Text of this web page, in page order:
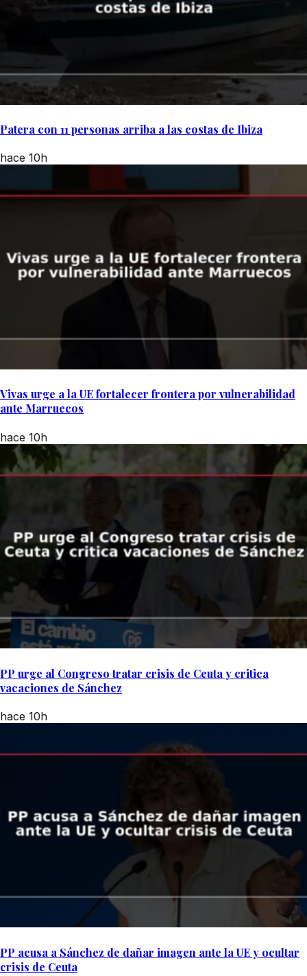
Patera con 11 personas arriba a las costas de Ibiza
hace 10h
Vivas urge a la UE fortalecer frontera por vulnerabilidad
ante Marruecos
hace 10h
PP urge al Congreso tratar crisis de Ceuta y critica
vacaciones de Sánchez
hace 10h
PP acusa a Sánchez de dañar imagen ante la UE y ocultar
crisis de Ceuta